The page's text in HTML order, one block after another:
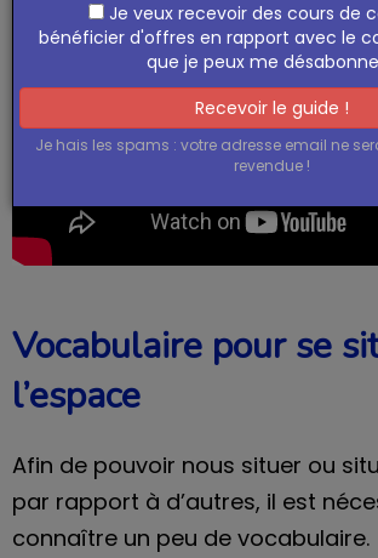
Vocabulaire pour se
l’espace
Afin de pouvoir nous situer ou
par rapport à d’autres, il est
connaître un peu de vocabulaire.
Je veux recevoir des cours de
bénéficier d'offres en rapport avec le
que je peux me
Recevoir le guide !
Je hais les spams : votre adresse email ne
revendue !